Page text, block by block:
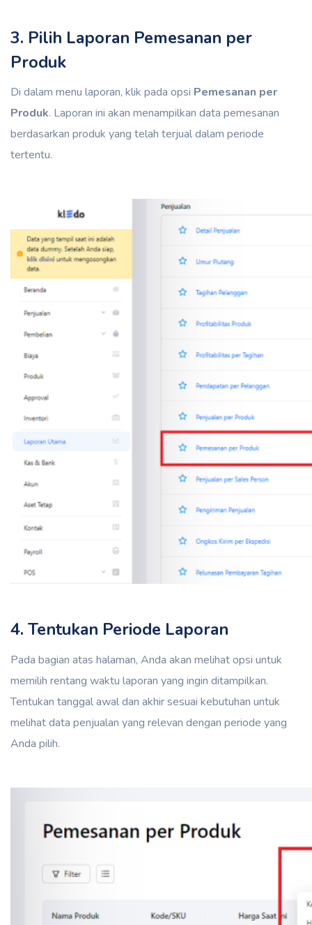
3. Pilih Laporan Pemesanan per
Produk
Di dalam menu laporan, klik pada opsi Pemesanan per
Produk. Laporan ini akan menampilkan data pemesanan
berdasarkan produk yang telah terjual dalam periode
tertentu.
4. Tentukan Periode Laporan
Pada bagian atas halaman, Anda akan melihat opsi untuk
memilih rentang waktu laporan yang ingin ditampilkan.
Tentukan tanggal awal dan akhir sesuai kebutuhan untuk
melihat data penjualan yang relevan dengan periode yang
Anda pilih.